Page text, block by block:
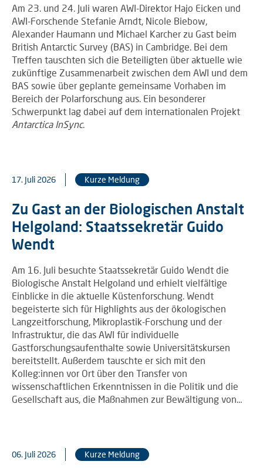
Am 23. und 24. Juli waren AWI-Direktor Hajo Eicken und
AWI-Forschende Stefanie Arndt, Nicole Biebow,
Alexander Haumann und Michael Karcher zu Gast beim
British Antarctic Survey (BAS) in Cambridge. Bei dem
Treffen tauschten sich die Beteiligten über aktuelle wie
zukünftige Zusammenarbeit zwischen dem AWI und dem
BAS sowie über geplante gemeinsame Vorhaben im
Bereich der Polarforschung aus. Ein besonderer
Schwerpunkt lag dabei auf dem internationalen Projekt
Antarctica InSync.
17. Juli 2026 Kurze Meldung
Zu Gast an der Biologischen Anstalt
Helgoland: Staatssekretär Guido
Wendt
Am 16. Juli besuchte Staatssekretär Guido Wendt die
Biologische Anstalt Helgoland und erhielt vielfältige
Einblicke in die aktuelle Küstenforschung. Wendt
begeisterte sich für Highlights aus der ökologischen
Langzeitforschung, Mikroplastik-Forschung und der
Infrastruktur, die das AWI für individuelle
Gastforschungsaufenthalte sowie Universitätskursen
bereitstellt. Außerdem tauschte er sich mit den
Kolleg:innen vor Ort über den Transfer von
wissenschaftlichen Erkenntnissen in die Politik und die
Gesellschaft aus, die Maßnahmen zur Bewältigung von…
06. Juli 2026 Kurze Meldung